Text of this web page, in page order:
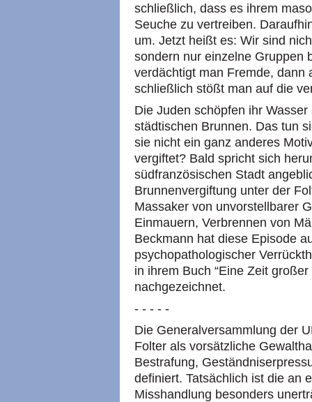
schließlich, dass es ihrem
Seuche zu vertreiben.
um. Jetzt heißt es: Wir sind
sondern nur einzelne Gruppen
verdächtigt man Fremde, dann
schließlich stößt man auf die
Die Juden schöpfen ihr
städtischen Brunnen. Das tun
sie nicht ein ganz anderes
vergiftet? Bald spricht sich
südfranzösischen Stadt
Brunnenvergiftung unter der
Massaker von unvorstellbarer
Einmauern, Verbrennen von
Beckmann hat diese Episode
psychopathologischer
in ihrem Buch “Eine Zeit
nachgezeichnet.
- - - - -
Die Generalversammlung der
Folter als vorsätzliche
Bestrafung,
definiert. Tatsächlich ist die an
Misshandlung besonders